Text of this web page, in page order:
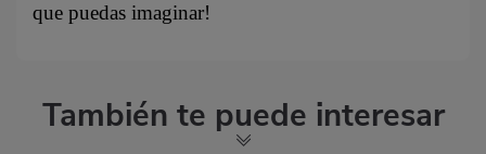
que puedas imaginar!
También te puede interesar